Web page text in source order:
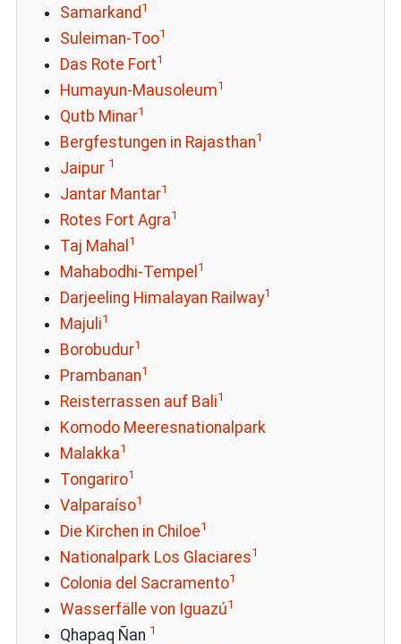
Samarkand 1
Suleiman-Too1
Das Rote Fort1
Humayun-Mausoleum1
Qutb Minar1
Bergfestungen in Rajasthan1
Jaipur 1
Jantar Mantar1
Rotes Fort Agra1
Taj Mahal 1
Mahabodhi-Tempel 1
Darjeeling Himalayan Railway1
Majuli1
Borobudur1
Prambanan1
Reisterrassen auf Bali1
Komodo Meeresnationalpark
Malakka1
Tongariro1
Valparaíso1
Die Kirchen in Chiloe1
Nationalpark Los Glaciares1
Colonia del Sacramento1
Wasserfälle von Iguazú1
Qhapaq Ñan 1